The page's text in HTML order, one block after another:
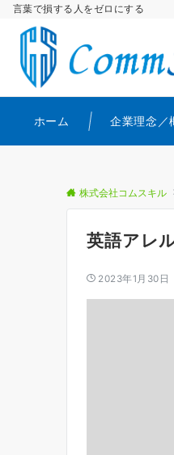
言葉で損する人をゼロにする
ホーム 企業理念／
株式会社コムスキル
英語アレ
2023年1月30日